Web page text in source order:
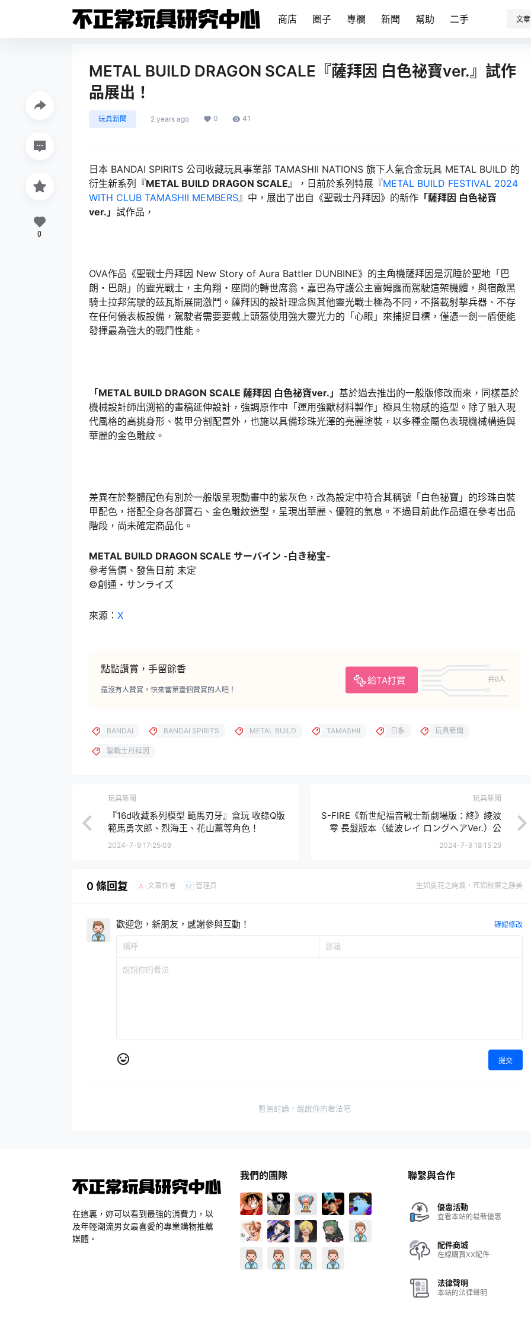
商店 圈子 專欄 新聞 幫助 二手 文章
METAL BUILD DRAGON SCALE『薩拜因 白色祕寶ver.』試作
品展出！
玩具新聞 2 years ago 0 41
日本 BANDAI SPIRITS 公司收藏玩具事業部 TAMASHII NATIONS 旗下人氣合金玩具 METAL BUILD 的
衍生新系列
『METAL BUILD DRAGON SCALE』 ，日前於系列特展『METAL BUILD FESTIVAL 2024
WITH CLUB TAMASHII MEMBERS』中，展出了出自《聖戰士丹拜因》的新作 「薩拜因 白色祕寶
ver.」 試作品，
OVA作品《聖戰士丹拜因 New Story of Aura Battler DUNBINE》的主角機薩拜因是沉睡於聖地「巴
朗・巴朗」的靈光戰士，主角翔・座間的轉世席翁・嘉巴為守護公主雷姆露而駕駛這架機體，與宿敵黑
騎士拉邦駕駛的茲瓦斯展開激鬥。薩拜因的設計理念與其他靈光戰士極為不同，不搭載射擊兵器、不存
在任何儀表板設備，駕駛者需要要戴上頭盔使用強大靈光力的「心眼」來捕捉目標，僅憑一劍一盾便能
發揮最為強大的戰鬥性能。
「METAL BUILD DRAGON SCALE 薩拜因 白色祕寶ver.」 基於過去推出的一般版修改而來，同樣基於
機械設計師出渕裕的畫稿延伸設計，強調原作中「運用強獸材料製作」極具生物感的造型。除了融入現
代風格的高挑身形、裝甲分割配置外，也施以具備珍珠光澤的亮麗塗裝，以多種金屬色表現機械構造與
華麗的金色雕紋。
差異在於整體配色有別於一般版呈現動畫中的紫灰色，改為設定中符合其稱號「白色祕寶」的珍珠白裝
甲配色，搭配全身各部寶石、金色雕紋造型，呈現出華麗、優雅的氣息。不過目前此作品還在參考出品
階段，尚未確定商品化。
METAL BUILD DRAGON SCALE サーバイン -白き秘宝-
參考售價、發售日前 未定
©︎創通・サンライズ
來源： X
點點讚賞，手留餘香
給TA打賞 共0人
還沒有人贊賞，快來當第壹個贊賞的人吧！
0
BANDAI BANDAI SPIRITS METAL BUILD TAMASHII 日系 玩具新聞
聖戰士丹拜因
玩具新聞
『16d收藏系列模型 範馬刃牙』盒玩 收錄Q版
範馬勇次郎、烈海王、花山薰等角色！
2024-7-9 17:25:09
玩具新聞
S-FIRE《新世紀福音戰士新劇場版：終》綾波
零 長髮版本（綾波レイ ロングヘアVer.​）公
開！
2024-7-9 18:15:29
0 條回复 A 文章作者 M 管理员 生如夏花之絢爛，死如秋葉之靜美
歡迎您，新朋友，感謝參與互動！ 確認修改
提交
暫無討論，說說你的看法吧
在這裏，妳可以看到最強的消費力，以
及年輕潮流男女最喜愛的專業購物推薦
媒體。
我們的團隊 聯繫與合作
優惠活動
查看本站的最新優惠
配件商城
在線購買XX配件
法律聲明
本站的法律聲明